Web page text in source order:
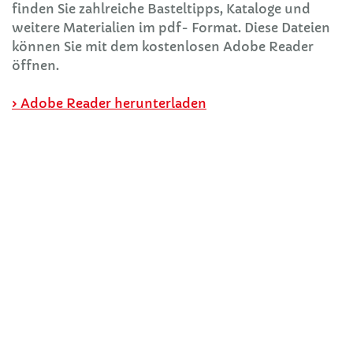
finden Sie zahlreiche Basteltipps, Kataloge und
weitere Materialien im pdf- Format. Diese Dateien
können Sie mit dem kostenlosen Adobe Reader
öffnen.
› Adobe Reader herunterladen